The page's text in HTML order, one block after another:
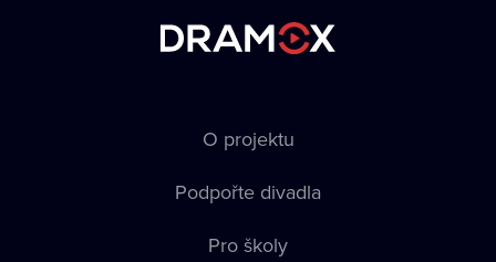
O projektu
Podpořte divadla
Pro školy